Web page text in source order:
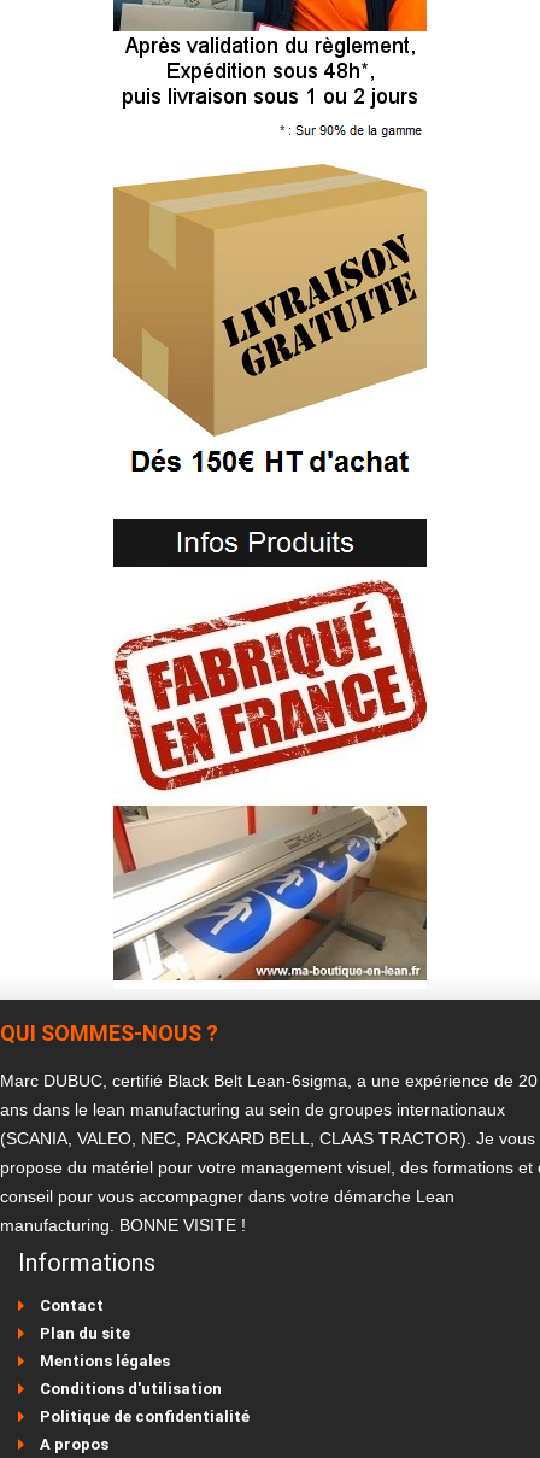
QUI SOMMES-NOUS ?
Marc DUBUC, certifié Black Belt Lean-6sigma, a une expérience de 20
ans dans le lean manufacturing au sein de groupes internationaux
(SCANIA, VALEO, NEC, PACKARD BELL, CLAAS TRACTOR). Je vous
propose du matériel pour votre management visuel, des formations et
conseil pour vous accompagner dans votre démarche Lean
manufacturing. BONNE VISITE !
Informations
Contact
Plan du site
Mentions légales
Conditions d'utilisation
Politique de confidentialité
A propos